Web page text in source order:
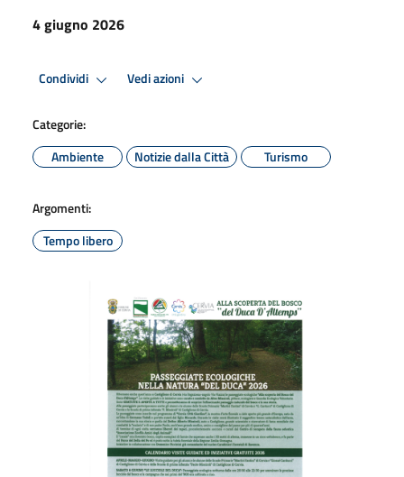
4 giugno 2026
Condividi Vedi azioni
Categorie:
Ambiente
Notizie dalla Città Turismo
Argomenti:
Tempo libero